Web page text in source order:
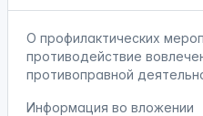
О профилактических
противодействие
противоправной
Информация во вложении